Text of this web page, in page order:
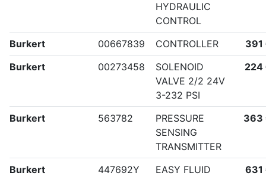
HYDRAULIC
CONTROL
Burkert 00667839 CONTROLLER
391
Burkert
00273458
SOLENOID
VALVE 2/2 24V
3-232 PSI
224
Burkert 563782
PRESSURE
SENSING
TRANSMITTER
363
Burkert 447692Y EASY FLUID 631